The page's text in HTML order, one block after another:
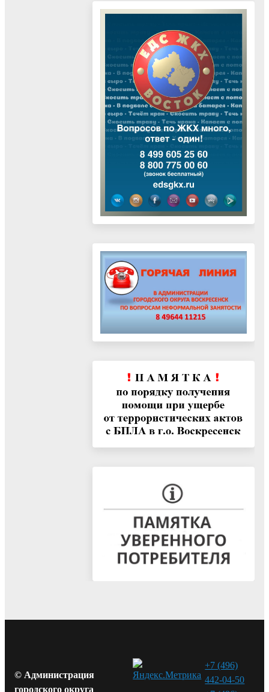
© Администрация
городского округа
+7 (496)
442-04-50